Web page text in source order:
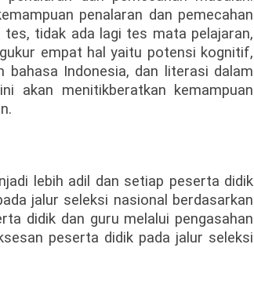
penalaran dan pemecahan
tidak ada lagi tes mata pelajaran,
empat hal yaitu potensi kognitif,
bahasa Indonesia, dan literasi dalam
akan menitikberatkan kemampuan
lebih adil dan setiap peserta didik
jalur seleksi nasional berdasarkan
didik dan guru melalui pengasahan
peserta didik pada jalur seleksi